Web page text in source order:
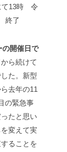
13時 令
終了
の開催日で
ら続けて
た。新型
去年の11
の緊急事
たと思い
変えて実
ることを